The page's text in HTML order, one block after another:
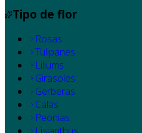
Tipo de flor
Rosas
Tulipanes
Liliums
Girasoles
Gerberas
Calas
Peonias